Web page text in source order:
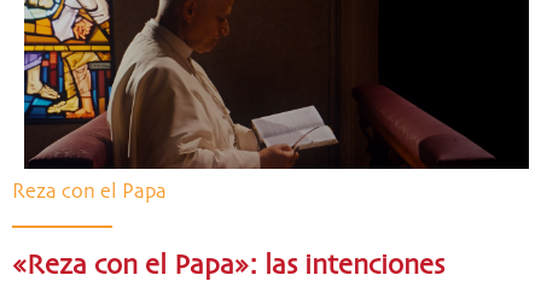
Reza con el Papa
«Reza con el Papa»: las intenciones